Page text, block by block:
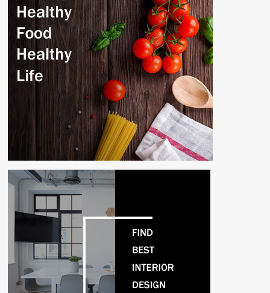
Tangani
Putusnya
Kabel
Listrik
di
Simpang
Kebomas